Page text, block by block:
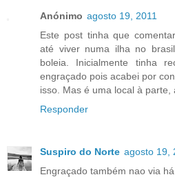
Anónimo agosto 19, 2011
Este post tinha que
até viver numa ilha no
boleia. Inicialmente tinha
engraçado pois acabei por
isso. Mas é uma local à parte,
Responder
Suspiro do Norte agosto 19,
Engraçado também nao via há